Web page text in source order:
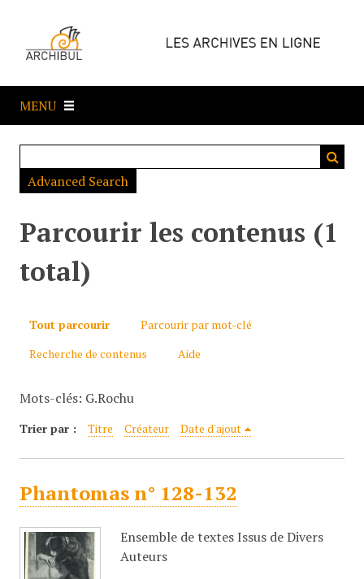
e
a
MENU
Advanced Search
Parcourir les contenus (1
total)
Tout parcourir
Parcourir par mot-clé
Recherche de contenus
Aide
Mots-clés: G.Rochu
Trier par : Titre Créateur Date d'ajout
Phantomas n° 128-132
Ensemble de textes Issus de Divers
Auteurs